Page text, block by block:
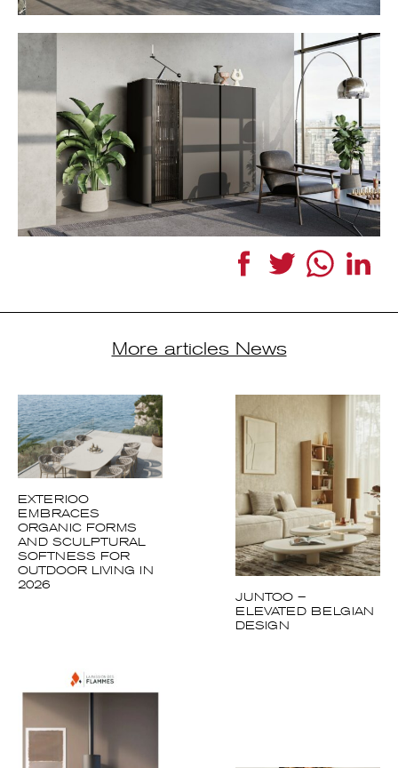
FacebookTwitter WhatsApp
More articles News
EXTERIOO
EMBRACES
ORGANIC FORMS
AND SCULPTURAL
SOFTNESS FOR
OUTDOOR LIVING IN
2026
JUNTOO –
ELEVATED BELGIAN
DESIGN